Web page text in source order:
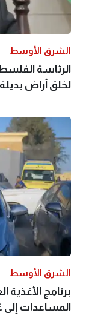
الشرق الأوسط
الرئاسة
لخلق أراض
الشرق الأوسط
برنامج الأغذية
المساعدات إلى